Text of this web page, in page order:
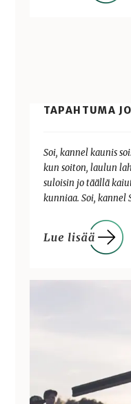
TAPAHTUMA
Soi, kannel kaunis
kun soiton, laulun
suloisin jo täällä
kunniaa. Soi,